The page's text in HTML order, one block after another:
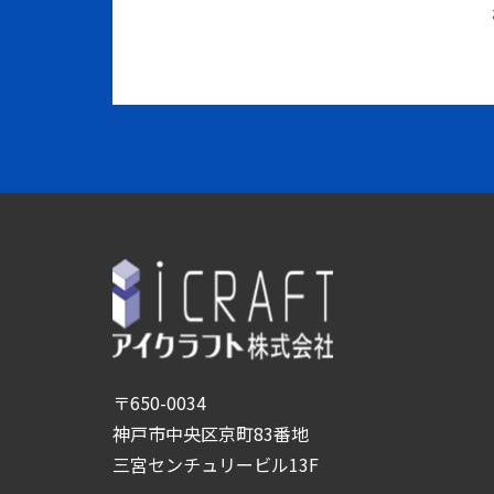
〒650-0034
神戸市中央区京町83番地
三宮センチュリービル13F